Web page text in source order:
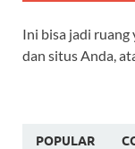
Ini bisa jadi
dan situs Anda,
POPULAR